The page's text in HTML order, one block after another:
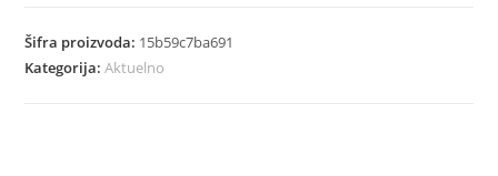
količina
Šifra proizvoda: 15b59c7ba691
Kategorija:Aktuelno